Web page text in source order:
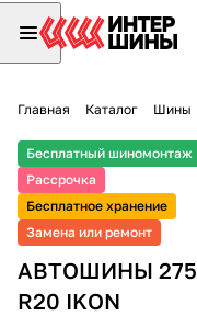
Главная Каталог Шины
Бесплатный шиномонтаж
Рассрочка
Бесплатное хранение
Замена или ремонт
АВТОШИНЫ
R20 IKON